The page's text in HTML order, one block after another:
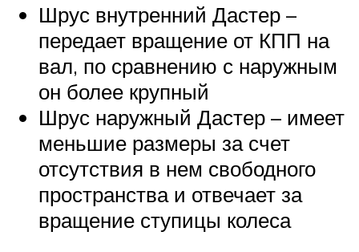
Шрус внутренний Дастер –
передает вращение от КПП на
вал, по сравнению с наружным
он более крупный
Шрус наружный Дастер – имеет
меньшие размеры за счет
отсутствия в нем свободного
пространства и отвечает за
вращение ступицы колеса